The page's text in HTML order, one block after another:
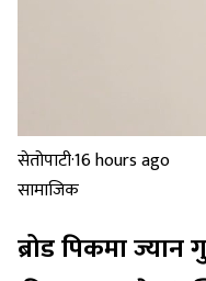
सेतोपाटी·16 hours ago
सामाजिक
ब्रोड पिकमा